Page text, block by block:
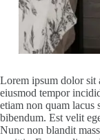
Lorem ipsum dolor sit
eiusmod tempor
etiam non quam lacus
bibendum. Est velit
Nunc non blandit